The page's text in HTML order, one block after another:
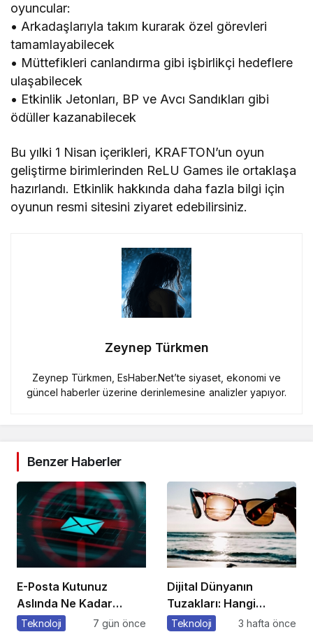
oyuncular:
• Arkadaşlarıyla takım kurarak özel görevleri
tamamlayabilecek
• Müttefikleri canlandırma gibi işbirlikçi hedeflere
ulaşabilecek
• Etkinlik Jetonları, BP ve Avcı Sandıkları gibi
ödüller kazanabilecek
Bu yılki 1 Nisan içerikleri, KRAFTON’un oyun
geliştirme birimlerinden ReLU Games ile ortaklaşa
hazırlandı. Etkinlik hakkında daha fazla bilgi için
oyunun resmi sitesini ziyaret edebilirsiniz.
Zeynep Türkmen
Zeynep Türkmen, EsHaber.Net’te siyaset, ekonomi ve
güncel haberler üzerine derinlemesine analizler yapıyor.
Benzer Haberler
E-Posta Kutunuz
Aslında Ne Kadar
Güvenli?
Teknoloji 7 gün önce
Dijital Dünyanın
Tuzakları: Hangi
Yöntemleri
Teknoloji 3 hafta önce